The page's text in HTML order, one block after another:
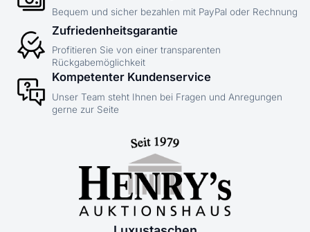
Bequem und sicher bezahlen mit PayPal oder Rechnung
Zufriedenheitsgarantie
Profitieren Sie von einer transparenten
Rückgabemöglichkeit
Kompetenter Kundenservice
Unser Team steht Ihnen bei Fragen und Anregungen
gerne zur Seite